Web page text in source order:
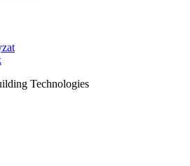
Technologies